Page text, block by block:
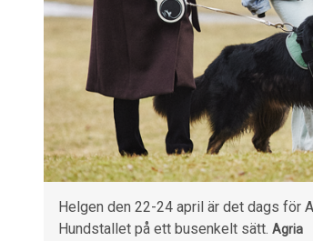
Helgen den 22-24 april är det dags för
Hundstallet på ett busenkelt sätt. Agria